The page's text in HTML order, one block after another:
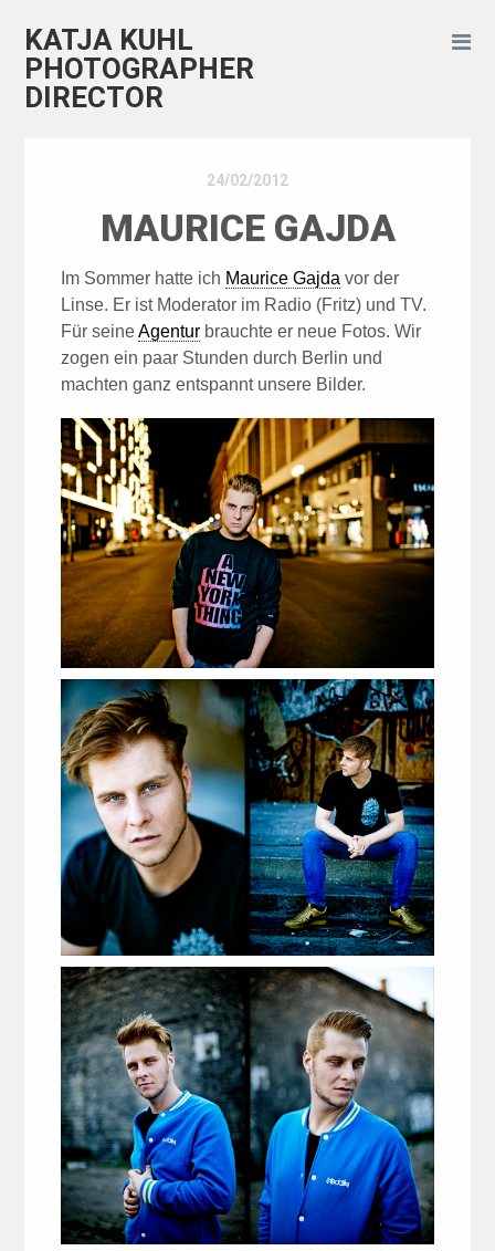
KATJA KUHL
PHOTOGRAPHER
DIRECTOR
24/02/2012
MAURICE GAJDA
Im Sommer hatte ich Maurice Gajda vor der
Linse. Er ist Moderator im Radio (Fritz) und TV.
Für seineAgenturbrauchte er neue Fotos. Wir
zogen ein paar Stunden durch Berlin und
machten ganz entspannt unsere Bilder.